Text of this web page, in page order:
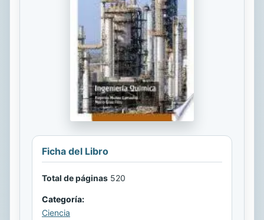
Ficha del Libro
Total de páginas 520
Categoría:
Ciencia